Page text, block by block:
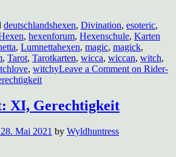
deutschlandshexen, Divination, esoteric,
, hexenforum, Hexenschule, Karten
, Lumnettahexen, magic, magick,
, Tarot, Tarotkarten, wicca, wiccan, witch,
, witchyLeave a Comment on Rider-
XI, Gerechtigkeit
28. Mai 2021 by Wyldhuntress